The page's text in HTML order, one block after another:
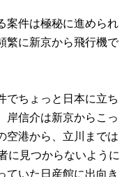
案件は極秘に進められ
繁に新京から飛行機で
でちょっと日本に立ち
岸信介は新京からこっ
空港から、立川までは
に見つからないように
ていた日産館に出向き